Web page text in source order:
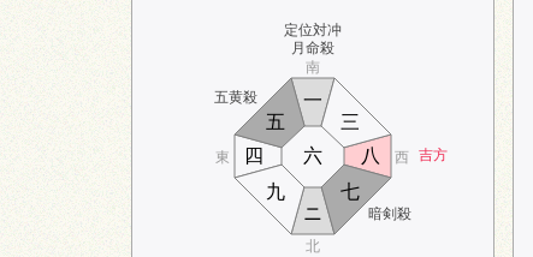
五黄殺
定位対冲
月命殺
吉方
暗剣殺
南
北
東 西
ニ
三
四
五
六
七
八
九
一